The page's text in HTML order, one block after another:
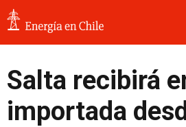
Salta recibirá
importada